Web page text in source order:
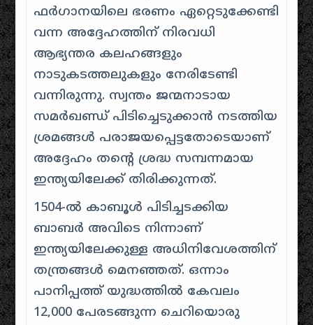
ഫർഗാനയിലെ ഭരണം ഏറ്റെടുക്കേണ്ടി
വന്ന അദ്ദേഹത്തിന് നിരവധി
ആഭ്യന്തര കലഹങ്ങളും
നാടുകടത്തലുകളും നേരിടേണ്ടി
വന്നിരുന്നു. സ്വന്തം ജന്മനാടായ
സമർഖണ്ഡ് പിടിച്ചെടുക്കാൻ നടത്തിയ
ശ്രമങ്ങൾ പരാജയപ്പെട്ടതോടെയാണ്
അദ്ദേഹം തന്റെ ശ്രദ്ധ സമ്പന്നമായ
ഇന്ത്യയിലേക്ക് തിരിക്കുന്നത്.
1504-ൽ കാബൂൾ പിടിച്ചടക്കിയ
ബാബർ അവിടെ നിന്നാണ്
ഇന്ത്യയിലേക്കുള്ള അധിനിവേശത്തിന്
തന്ത്രങ്ങൾ മെനഞ്ഞത്. ഒന്നാം
പാനിപ്പത്ത് യുദ്ധത്തിൽ കേവലം
12,000 പേരടങ്ങുന്ന ചെറിയൊരു